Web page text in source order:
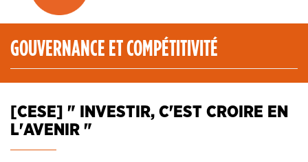
PUBLICATIONS
EN RÉGION
QUI SOMMES-NOUS ?
LES TRANSITIONS JUSTES
GOUVERNANCE ET COMPÉTITIVITÉ
[CESE] " INVESTIR, C'EST CROIRE EN
L'AVENIR "